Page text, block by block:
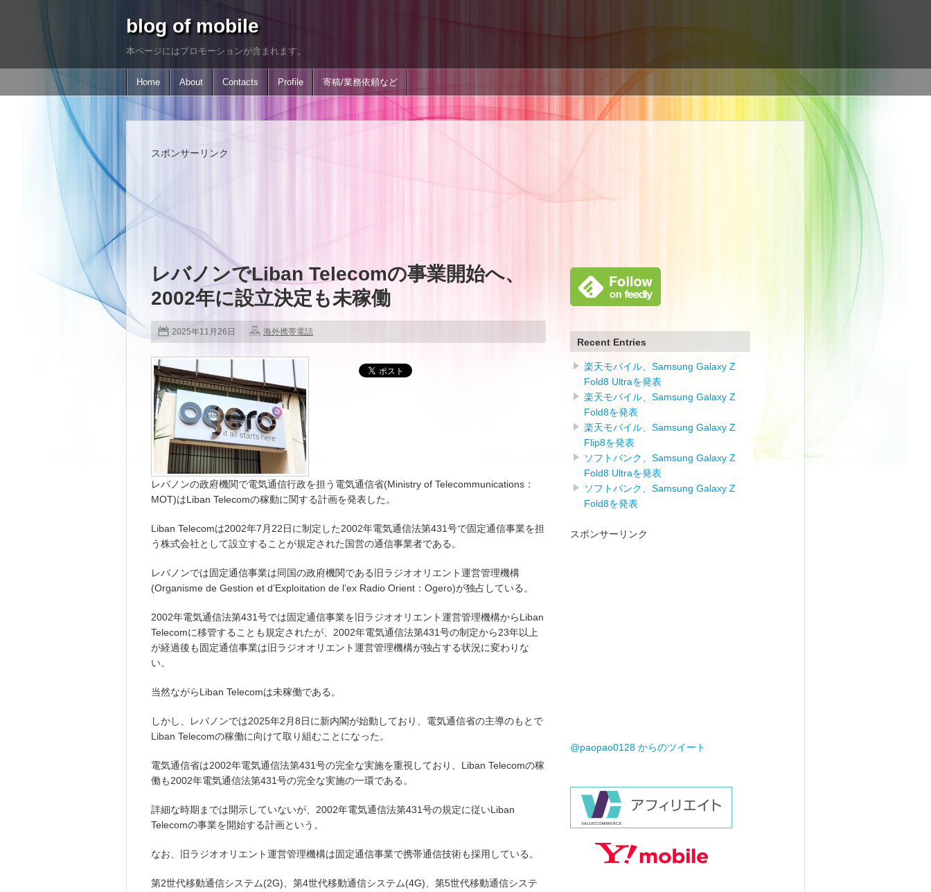
blog of mobile
本ページにはプロモーションが含まれます。
Home About Contacts Profile 寄稿/業務依頼など
スポンサーリンク
レバノンでLiban Telecomの事業開始へ、
2002年に設立決定も未稼働
2025年11月26日 海外携帯電話
レバノンの政府機関で電気通信行政を担う電気通信省(Ministry of Telecommunications：
MOT)はLiban Telecomの稼動に関する計画を発表した。
Liban Telecomは2002年7月22日に制定した2002年電気通信法第431号で固定通信事業を担
う株式会社として設立することが規定された国営の通信事業者である。
レバノンでは固定通信事業は同国の政府機関である旧ラジオオリエント運営管理機構
(Organisme de Gestion et d’Exploitation de l’ex Radio Orient：Ogero)が独占している。
2002年電気通信法第431号では固定通信事業を旧ラジオオリエント運営管理機構からLiban
Telecomに移管することも規定されたが、2002年電気通信法第431号の制定から23年以上
が経過後も固定通信事業は旧ラジオオリエント運営管理機構が独占する状況に変わりな
い。
当然ながらLiban Telecomは未稼働である。
しかし、レバノンでは2025年2月8日に新内閣が始動しており、電気通信省の主導のもとで
Liban Telecomの稼働に向けて取り組むことになった。
電気通信省は2002年電気通信法第431号の完全な実施を重視しており、Liban Telecomの稼
働も2002年電気通信法第431号の完全な実施の一環である。
詳細な時期までは開示していないが、2002年電気通信法第431号の規定に従いLiban
Telecomの事業を開始する計画という。
なお、旧ラジオオリエント運営管理機構は固定通信事業で携帯通信技術も採用している。
第2世代移動通信システム(2G)、第4世代移動通信システム(4G)、第5世代移動通信システ
Recent Entries
楽天モバイル、Samsung Galaxy Z
Fold8 Ultraを発表
楽天モバイル、Samsung Galaxy Z
Fold8を発表
楽天モバイル、Samsung Galaxy Z
Flip8を発表
ソフトバンク、Samsung Galaxy Z
Fold8 Ultraを発表
ソフトバンク、Samsung Galaxy Z
Fold8を発表
スポンサーリンク
@paopao0128 からのツイート